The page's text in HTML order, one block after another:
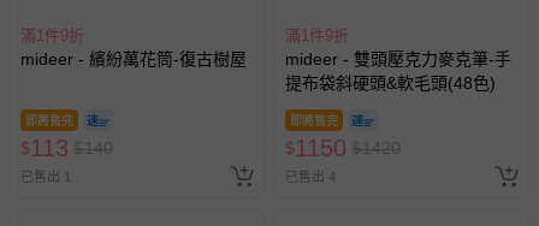
滿1件9折
mideer - 繽紛萬花筒-復古樹屋
即將售完
$113 $140
已售出 1
滿1件9折
mideer - 雙頭壓克力麥克筆-手
提布袋斜硬頭&軟毛頭(48色)
即將售完
$1150 $1420
已售出 4